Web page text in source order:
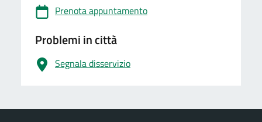
Prenota appuntamento
Problemi in città
Segnala disservizio